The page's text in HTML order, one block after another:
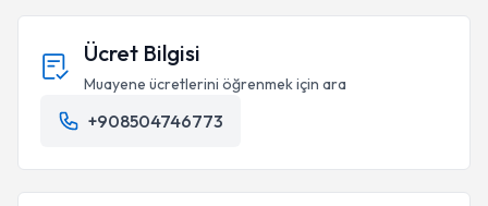
Ücret Bilgisi
Muayene ücretlerini öğrenmek için ara
+908504746773